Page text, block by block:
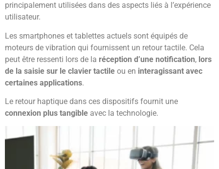
principalement utilisées dans des aspects liés à l’expérience
utilisateur.
Les smartphones et tablettes actuels sont équipés de
moteurs de vibration qui fournissent un retour tactile. Cela
peut être ressenti lors de la réception d’une notification, lors
de la saisie sur le clavier tactile ou en interagissant avec
certaines applications.
Le retour haptique dans ces dispositifs fournit une
connexion plus tangible avec la technologie.